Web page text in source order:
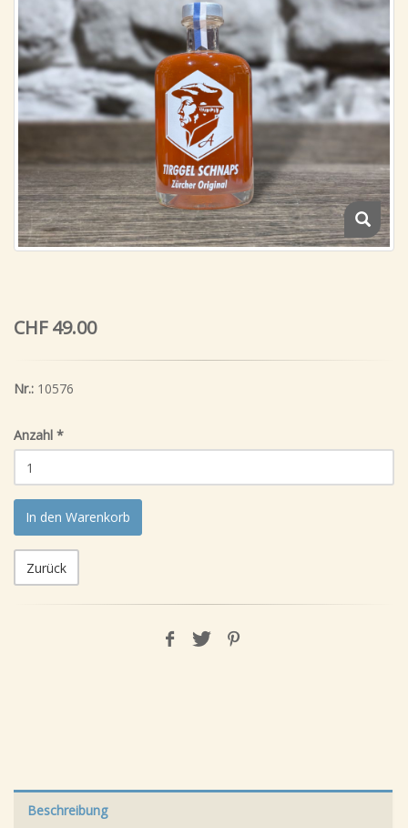
CHF 49.00
Nr.: 10576
Anzahl *
In den Warenkorb
Zurück
Beschreibung